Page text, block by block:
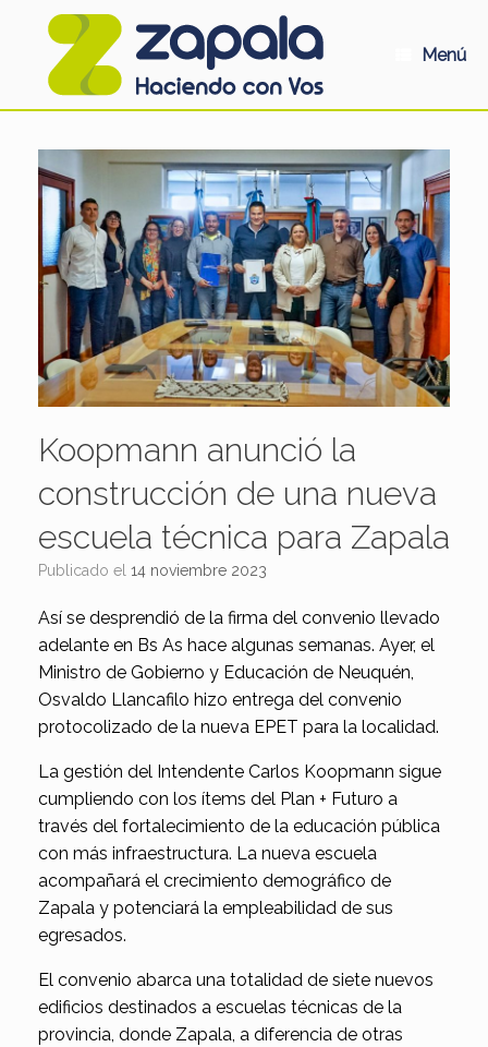
Menú
Koopmann anunció la
construcción de una nueva
escuela técnica para Zapala
Publicado el 14 noviembre 2023
Así se desprendió de la firma del convenio llevado
adelante en Bs As hace algunas semanas. Ayer, el
Ministro de Gobierno y Educación de Neuquén,
Osvaldo Llancafilo hizo entrega del convenio
protocolizado de la nueva EPET para la localidad.
La gestión del Intendente Carlos Koopmann sigue
cumpliendo con los ítems del Plan + Futuro a
través del fortalecimiento de la educación pública
con más infraestructura. La nueva escuela
acompañará el crecimiento demográfico de
Zapala y potenciará la empleabilidad de sus
egresados.
El convenio abarca una totalidad de siete nuevos
edificios destinados a escuelas técnicas de la
provincia, donde Zapala, a diferencia de otras